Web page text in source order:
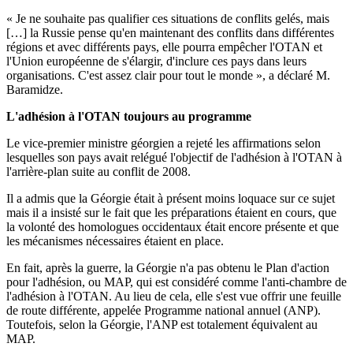
« Je ne souhaite pas qualifier ces situations de conflits gelés, mais
[…] la Russie pense qu'en maintenant des conflits dans différentes
régions et avec différents pays, elle pourra empêcher l'OTAN et
l'Union européenne de s'élargir, d'inclure ces pays dans leurs
organisations. C'est assez clair pour tout le monde », a déclaré M.
Baramidze.
L'adhésion à l'OTAN toujours au programme
Le vice-premier ministre géorgien a rejeté les affirmations selon
lesquelles son pays avait relégué l'objectif de l'adhésion à l'OTAN à
l'arrière-plan suite au conflit de 2008.
Il a admis que la Géorgie était à présent moins loquace sur ce sujet
mais il a insisté sur le fait que les préparations étaient en cours, que
la volonté des homologues occidentaux était encore présente et que
les mécanismes nécessaires étaient en place.
En fait, après la guerre, la Géorgie n'a pas obtenu le Plan d'action
pour l'adhésion, ou MAP, qui est considéré comme l'anti-chambre de
l'adhésion à l'OTAN. Au lieu de cela, elle s'est vue offrir une feuille
de route différente, appelée Programme national annuel (ANP).
Toutefois, selon la Géorgie, l'ANP est totalement équivalent au
MAP.